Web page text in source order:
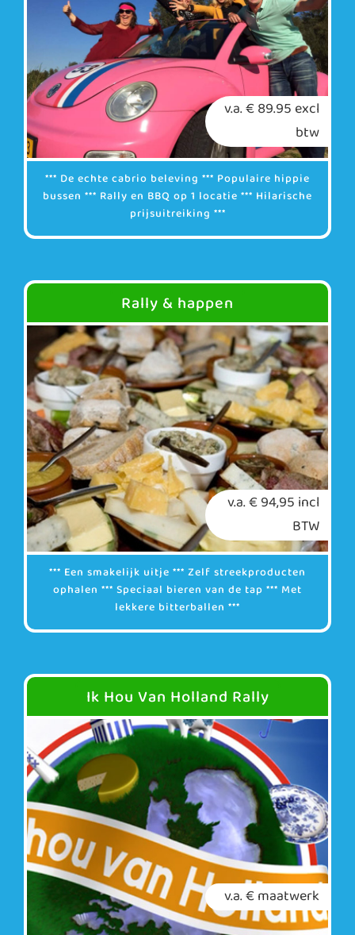
v.a. € 89.95 excl
btw
*** De echte cabrio beleving *** Populaire hippie
bussen *** Rally en BBQ op 1 locatie *** Hilarische
prijsuitreiking ***
Rally & happen
v.a. € 94,95 incl
BTW
*** Een smakelijk uitje *** Zelf streekproducten
ophalen *** Speciaal bieren van de tap *** Met
lekkere bitterballen ***
Ik Hou Van Holland Rally
v.a. € maatwerk